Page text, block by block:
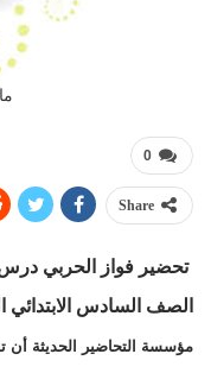
0
Share
تحضير فواز الحربي درس
الصف السادس الابتدائي
مؤسسة التحاضير الحديثة أن